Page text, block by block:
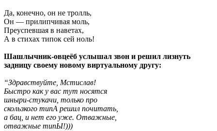
Да, конечно, он не тролль,
Он — прилипчивая моль,
Преуспевшая в наветах,
А в стихах типок сей ноль!
Шашлычник-овцеёб услышал звон и решил лизнуть
задницу своему новому виртуальному другу:
“Здравствуйте, Мстислав!
Быстро как у вас тут носятся
шныри-стукачи, только про
скользкого типА решил почитать,
а бац, и нет его уже. Отважные,
отважные типЫ!)))